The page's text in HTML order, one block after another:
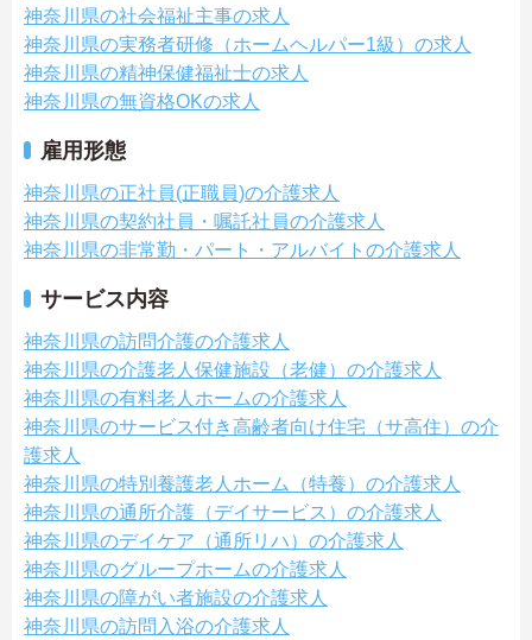
神奈川県の社会福祉主事の求人
神奈川県の実務者研修（ホームヘルパー1級）の求人
神奈川県の精神保健福祉士の求人
神奈川県の無資格OKの求人
雇用形態
神奈川県の正社員(正職員)の介護求人
神奈川県の契約社員・嘱託社員の介護求人
神奈川県の非常勤・パート・アルバイトの介護求人
サービス内容
神奈川県の訪問介護の介護求人
神奈川県の介護老人保健施設（老健）の介護求人
神奈川県の有料老人ホームの介護求人
神奈川県のサービス付き高齢者向け住宅（サ高住）の介
護求人
神奈川県の特別養護老人ホーム（特養）の介護求人
神奈川県の通所介護（デイサービス）の介護求人
神奈川県のデイケア（通所リハ）の介護求人
神奈川県のグループホームの介護求人
神奈川県の障がい者施設の介護求人
神奈川県の訪問入浴の介護求人